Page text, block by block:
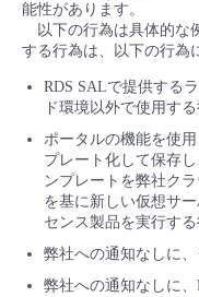
能性があります。
以下の行為は具体的な
する行為は、以下の行為
RDS SALで提供する
ド環境以外で使用す
ポータルの機能を使
プレート化して保存
ンプレートを弊社ク
を基に新しい仮想サ
センス製品を実行す
弊社への通知なしに
弊社への通知なしに